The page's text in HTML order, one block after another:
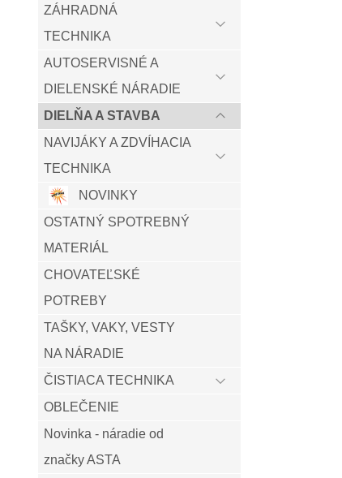
ZÁHRADNÁ
TECHNIKA
AUTOSERVISNÉ A
DIELENSKÉ NÁRADIE
DIELŇA A STAVBA
NAVIJÁKY A ZDVÍHACIA
TECHNIKA
NOVINKY
OSTATNÝ SPOTREBNÝ
MATERIÁL
CHOVATEĽSKÉ
POTREBY
TAŠKY, VAKY, VESTY
NA NÁRADIE
ČISTIACA TECHNIKA
OBLEČENIE
Novinka - náradie od
značky ASTA